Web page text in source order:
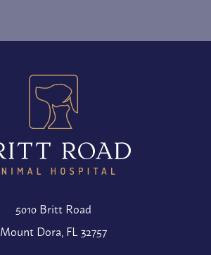
5010 Britt Road
Mount Dora, FL 32757